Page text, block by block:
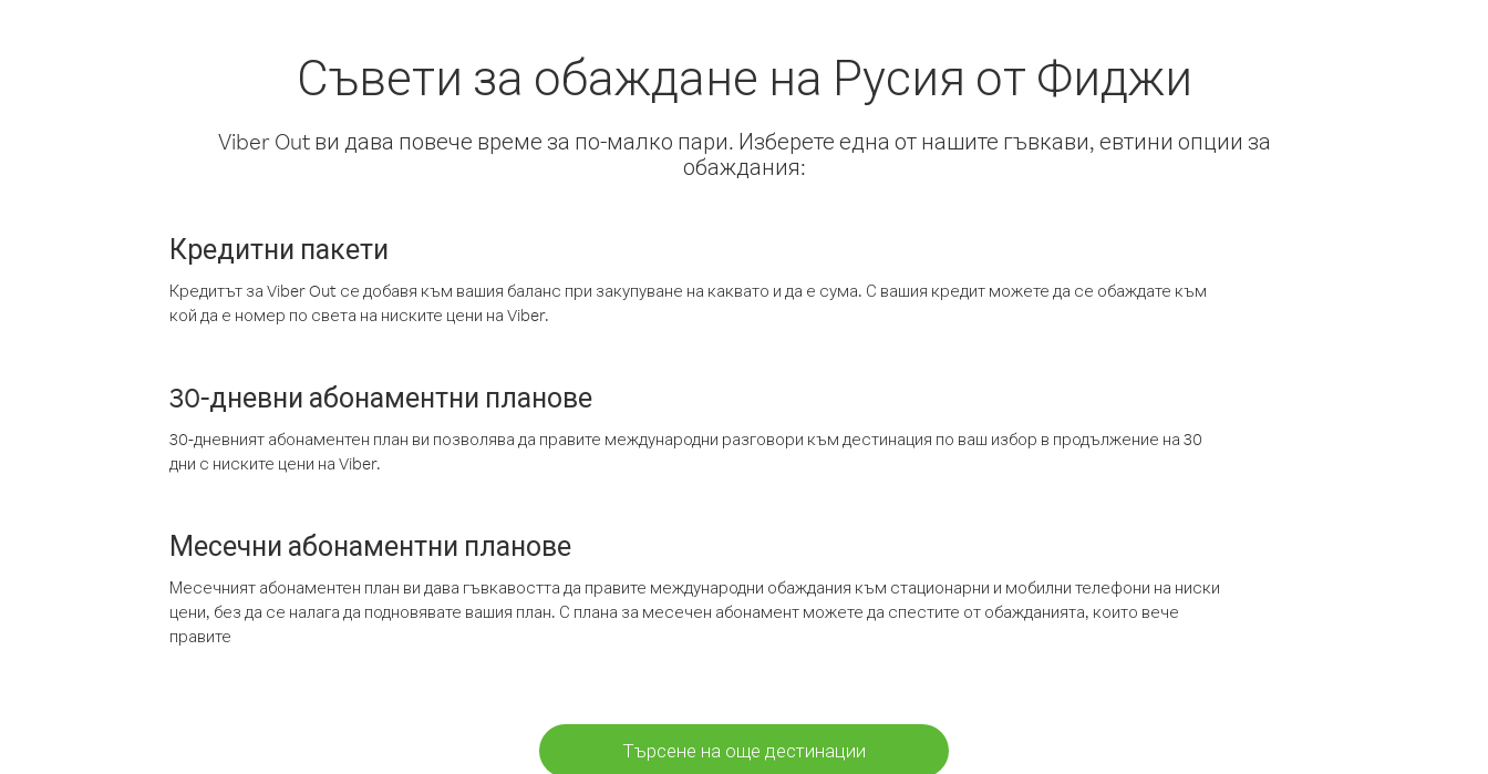
Съвети за обаждане на Русия от Фиджи
Viber Out ви дава повече време за по-малко пари. Изберете една от нашите гъвкави, евтини опции за
обаждания:
Кредитни пакети
Кредитът за Viber Out се добавя към вашия баланс при закупуване на каквато и да е сума. С вашия кредит можете да се обаждате към
кой да е номер по света на ниските цени на Viber.
30-дневни абонаментни планове
30-дневният абонаментен план ви позволява да правите международни разговори към дестинация по ваш избор в продължение на 30
дни с ниските цени на Viber.
Месечни абонаментни планове
Месечният абонаментен план ви дава гъвкавостта да правите международни обаждания към стационарни и мобилни телефони на ниски
цени, без да се налага да подновявате вашия план. С плана за месечен абонамент можете да спестите от обажданията, които вече
правите
Търсене на още дестинации